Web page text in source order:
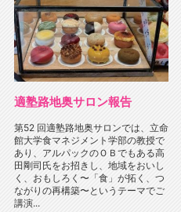
適塾路地奥サロン報告
第52 回適塾路地奥サロンでは、立命
館大学食マネジメント学部の教授で
あり、アルパックのＯＢでもある高
田剛司氏をお招きし、地域をおいし
く、おもしろく〜「食」が拓く、つ
ながりの再構築〜というテーマでご
講演...